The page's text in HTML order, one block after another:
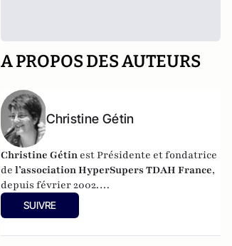
A PROPOS DES AUTEURS
Christine Gétin
Christine Gétin est Présidente et fondatrice
del’association HyperSupers TDAH France,
depuis février 2002.
Elle est parent d’un enfant ayant un TDAH
(trouble déficit de l'attention /
SUIVRE